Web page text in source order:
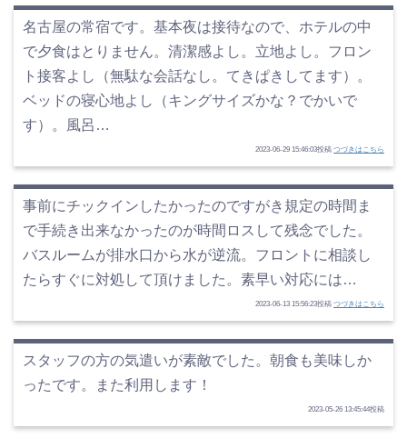
名古屋の常宿です。基本夜は接待なので、ホテルの中
で夕食はとりません。清潔感よし。立地よし。フロン
ト接客よし（無駄な会話なし。てきぱきしてます）。
ベッドの寝心地よし（キングサイズかな？でかいで
す）。風呂…
2023-06-29 15:46:03投稿 つづきはこちら
事前にチックインしたかったのですがき規定の時間ま
で手続き出来なかったのが時間ロスして残念でした。
バスルームが排水口から水が逆流。フロントに相談し
たらすぐに対処して頂けました。素早い対応には…
2023-06-13 15:56:23投稿 つづきはこちら
スタッフの方の気遣いが素敵でした。朝食も美味しか
ったです。また利用します！
2023-05-26 13:45:44投稿